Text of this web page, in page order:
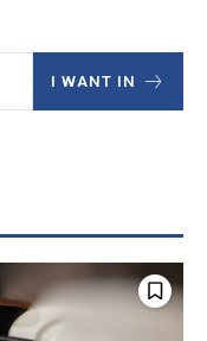
I WANT IN